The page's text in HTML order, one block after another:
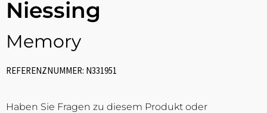
Niessing
Memory
REFERENZNUMMER: N331951
Haben Sie Fragen zu diesem Produkt oder